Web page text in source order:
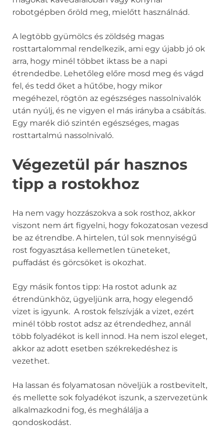
robotgépben őröld meg, mielőtt használnád.
A legtöbb gyümölcs és zöldség magas
rosttartalommal rendelkezik, ami egy újabb jó ok
arra, hogy minél többet iktass be a napi
étrendedbe. Lehetőleg előre mosd meg és vágd
fel, és tedd őket a hűtőbe, hogy mikor
megéhezel, rögtön az egészséges nassolnivalók
után nyúlj, és ne vigyen el más irányba a csábítás.
Egy marék dió szintén egészséges, magas
rosttartalmú nassolnivaló.
Végezetül pár hasznos
tipp a rostokhoz
Ha nem vagy hozzászokva a sok rosthoz, akkor
viszont nem árt figyelni, hogy fokozatosan vezesd
be az étrendbe. A hirtelen, túl sok mennyiségű
rost fogyasztása kellemetlen tüneteket,
puffadást és görcsöket is okozhat.
Egy másik fontos tipp: Ha rostot adunk az
étrendünkhöz, ügyeljünk arra, hogy elegendő
vizet is igyunk. A rostok felszívják a vizet, ezért
minél több rostot adsz az étrendedhez, annál
több folyadékot is kell innod. Ha nem iszol eleget,
akkor az adott esetben székrekedéshez is
vezethet.
Ha lassan és folyamatosan növeljük a rostbevitelt,
és mellette sok folyadékot iszunk, a szervezetünk
alkalmazkodni fog, és meghálálja a
gondoskodást.